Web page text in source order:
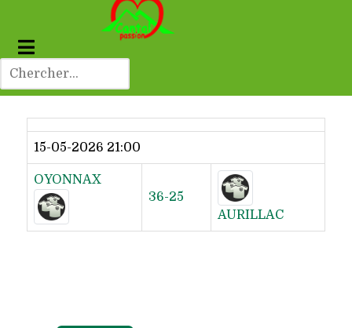
Dernier résultat
15-05-2026 21:00
OYONNAX
36-25
AURILLAC